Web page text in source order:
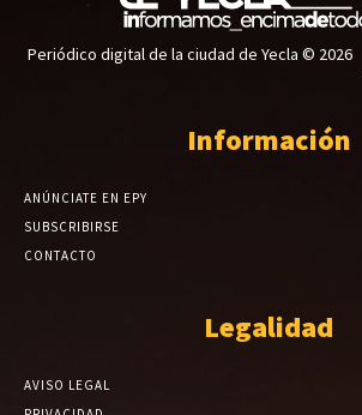
Periódico digital de la ciudad de Yecla © 2026
Información
ANÚNCIATE EN EPY
SUBSCRIBIRSE
CONTACTO
Legalidad
AVISO LEGAL